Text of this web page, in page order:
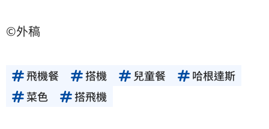
©外稿
飛機餐 搭機 兒童餐
哈根達斯
菜色
搭飛機